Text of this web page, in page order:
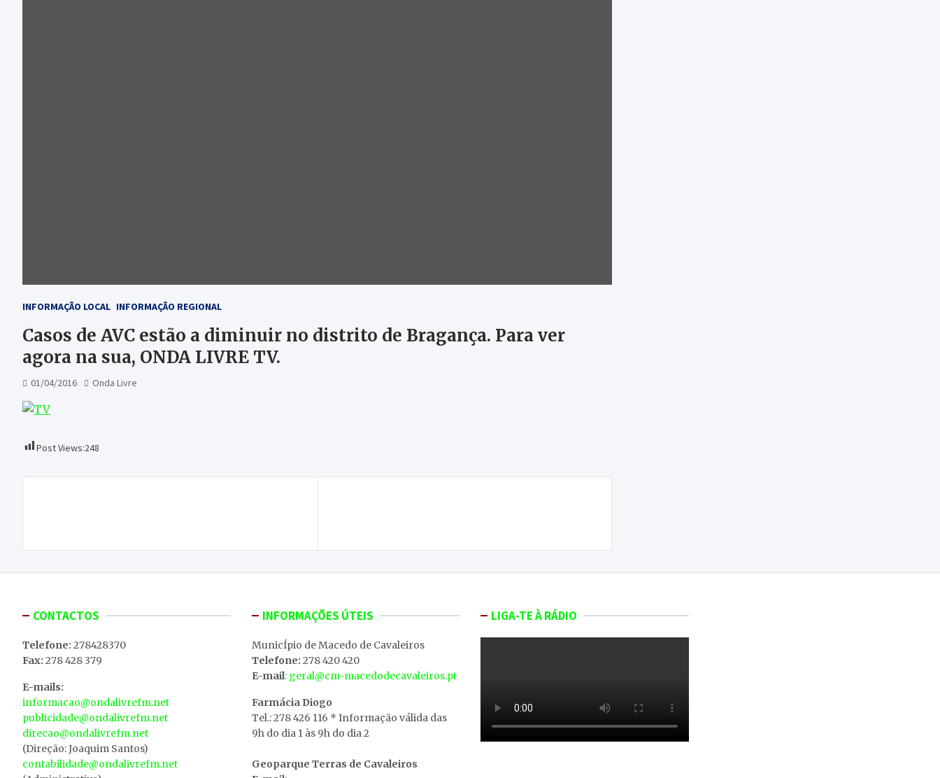
INFORMAÇÃO LOCAL INFORMAÇÃO REGIONAL
Casos de AVC estão a diminuir no distrito de Bragança. Para ver
agora na sua, ONDA LIVRE TV.
01/04/2016 Onda Livre
Post Views:248
artigos
CONTACTOS
Telefone: 278428370
Fax: 278 428 379
E-mails:
informacao@ondalivrefm.net
publicidade@ondalivrefm.net
direcao@ondalivrefm.net
(Direção: Joaquim Santos)
contabilidade@ondalivrefm.net
INFORMAÇÕES ÚTEIS
MunicÍpio de Macedo de Cavaleiros
Telefone: 278 420 420
E-mail: geral@cm-macedodecavaleiros.pt
Farmácia Diogo
Tel.: 278 426 116 * Informação válida das
9h do dia 1 às 9h do dia 2
Geoparque Terras de Cavaleiros
LIGA-TE À RÁDIO